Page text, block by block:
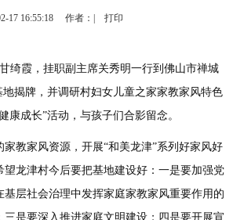
17 16:55:18 作者：| 打印
霞，挂职副主席关秀明一行到佛山市禅城
揭牌，并调研村妇女儿童之家家教家风特色
成长”活动，与孩子们合影留念。
家风资源，开展“和美龙津”系列好家风好
龙津村今后要把基地建设好：一是要加强党
层社会治理中发挥家庭家教家风重要作用的
是要深入推进家庭文明建设；四是要开展宣